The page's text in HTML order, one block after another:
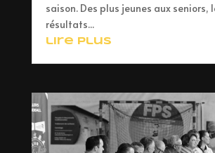
saison. Des plus jeunes aux seniors,
résultats...
lire plus